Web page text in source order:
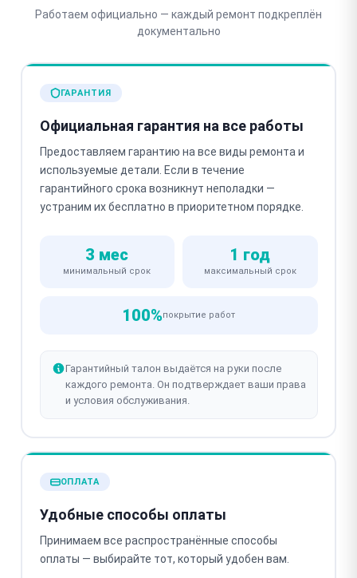
Работаем официально — каждый ремонт подкреплён
документально
ГАРАНТИЯ
Официальная гарантия на все работы
Предоставляем гарантию на все виды ремонта и
используемые детали. Если в течение
гарантийного срока возникнут неполадки —
устраним их бесплатно в приоритетном порядке.
3 мес
минимальный срок
1 год
максимальный срок
100%покрытие работ
Гарантийный талон выдаётся на руки после
каждого ремонта. Он подтверждает ваши права
и условия обслуживания.
ОПЛАТА
Удобные способы оплаты
Принимаем все распространённые способы
оплаты — выбирайте тот, который удобен вам.